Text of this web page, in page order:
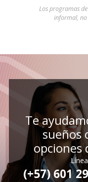
Los programas
informal, no
Te
sueños
opciones
(+57) 601